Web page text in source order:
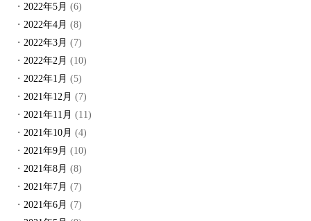
2022年5月 (6)
2022年4月 (8)
2022年3月 (7)
2022年2月 (10)
2022年1月 (5)
2021年12月 (7)
2021年11月 (11)
2021年10月 (4)
2021年9月 (10)
2021年8月 (8)
2021年7月 (7)
2021年6月 (7)